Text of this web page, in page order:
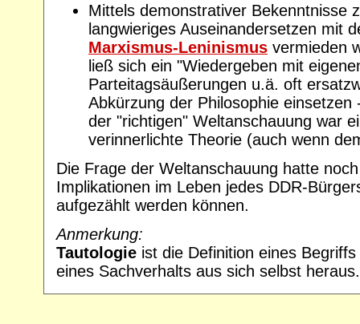
Mittels demonstrativer Bekenntnisse
langwieriges Auseinandersetzen mit
Marxismus-Leninismus vermieden
ließ sich ein "Wiedergeben mit
Parteitagsäußerungen u.ä. oft
Abkürzung der Philosophie einsetzen
der "richtigen" Weltanschauung war
verinnerlichte Theorie (auch wenn
Die Frage der Weltanschauung hatte
Implikationen im Leben jedes DDR-
aufgezählt werden können.
Anmerkung:
Tautologie ist die Definition eines
eines Sachverhalts aus sich selbst heraus.